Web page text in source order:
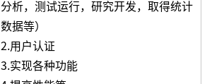
分析，测试运行，研究开发，取得统计
数据等）
2.用户认证
3.实现各种功能